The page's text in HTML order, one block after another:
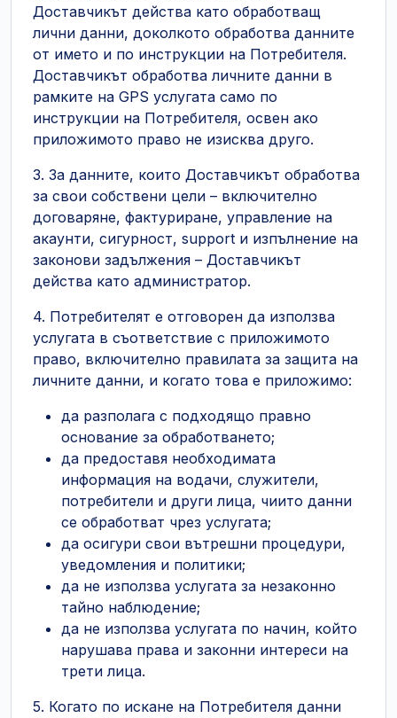
Доставчикът действа като обработващ
лични данни, доколкото обработва данните
от името и по инструкции на Потребителя.
Доставчикът обработва личните данни в
рамките на GPS услугата само по
инструкции на Потребителя, освен ако
приложимото право не изисква друго.
3. За данните, които Доставчикът обработва
за свои собствени цели – включително
договаряне, фактуриране, управление на
акаунти, сигурност, support и изпълнение на
законови задължения – Доставчикът
действа като администратор.
4. Потребителят е отговорен да използва
услугата в съответствие с приложимото
право, включително правилата за защита на
личните данни, и когато това е приложимо:
да разполага с подходящо правно
основание за обработването;
да предоставя необходимата
информация на водачи, служители,
потребители и други лица, чиито данни
се обработват чрез услугата;
да осигури свои вътрешни процедури,
уведомления и политики;
да не използва услугата за незаконно
тайно наблюдение;
да не използва услугата по начин, който
нарушава права и законни интереси на
трети лица.
5. Когато по искане на Потребителя данни